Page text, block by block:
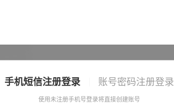
手机短信注册登录 账号密码注册登录
使用未注册手机号登录将直接创建账号